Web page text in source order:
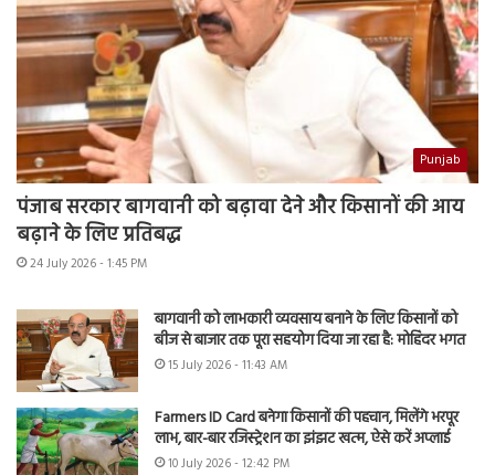
Punjab
पंजाब सरकार बागवानी को बढ़ावा देने और किसानों की आय
बढ़ाने के लिए प्रतिबद्ध
24 July 2026 - 1:45 PM
बागवानी को लाभकारी व्यवसाय बनाने के लिए किसानों को
बीज से बाजार तक पूरा सहयोग दिया जा रहा है: मोहिंदर भगत
15 July 2026 - 11:43 AM
Farmers ID Card बनेगा किसानों की पहचान, मिलेंगे भरपूर
लाभ, बार-बार रजिस्ट्रेशन का झंझट खत्म, ऐसे करें अप्लाई
10 July 2026 - 12:42 PM